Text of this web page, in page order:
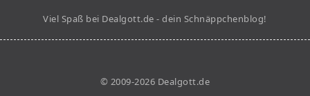
Viel Spaß bei Dealgott.de - dein Schnäppchenblog!
© 2009-2026 Dealgott.de